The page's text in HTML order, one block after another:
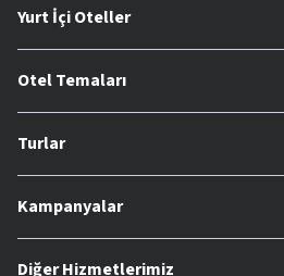
Yurt İçi Oteller
Otel Temaları
Turlar
Kampanyalar
Diğer Hizmetlerimiz